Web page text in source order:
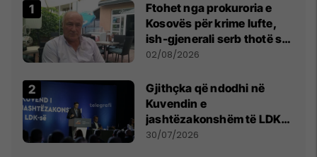
Ftohet nga prokuroria e
Kosovës për krime lufte,
ish-gjenerali serb thotë se
dikush e tradhtoi në
02/08/2026
Gjithçka që ndodhi në
Kuvendin e
jashtëzakonshëm të LDK-
së
30/07/2026